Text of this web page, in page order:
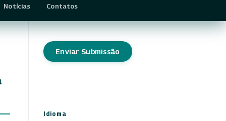
Notícias Contatos
Enviar Submissão
Idioma